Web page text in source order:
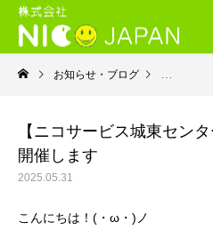
お知らせ・ブログ
【ニコサービス城東セン
開催します
2025.05.31
こんにちは！(・ω・)ノ